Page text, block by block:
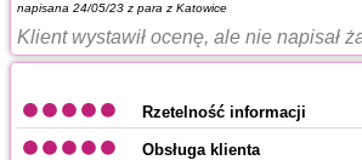
napisana 24/05/23 z para z Katowice
Klient wystawił ocenę, ale nie napisał
Rzetelność informacji
Obsługa klienta